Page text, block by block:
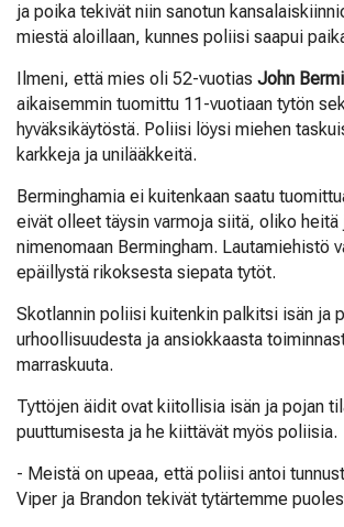
ja poika tekivät niin sanotun
miestä aloillaan, kunnes poliisi saapui
Ilmeni, että mies oli 52-vuotias John
aikaisemmin tuomittu 11-vuotiaan tytön
hyväksikäytöstä. Poliisi löysi miehen
karkkeja ja unilääkkeitä.
Berminghamia ei kuitenkaan saatu
eivät olleet täysin varmoja siitä, oliko heitä
nimenomaan Bermingham. Lautamiehistö
epäillystä rikoksesta siepata tytöt.
Skotlannin poliisi kuitenkin palkitsi isän ja
urhoollisuudesta ja ansiokkaasta
marraskuuta.
Tyttöjen äidit ovat kiitollisia isän ja pojan
puuttumisesta ja he kiittävät myös poliisia.
- Meistä on upeaa, että poliisi antoi
Viper ja Brandon tekivät tytärtemme